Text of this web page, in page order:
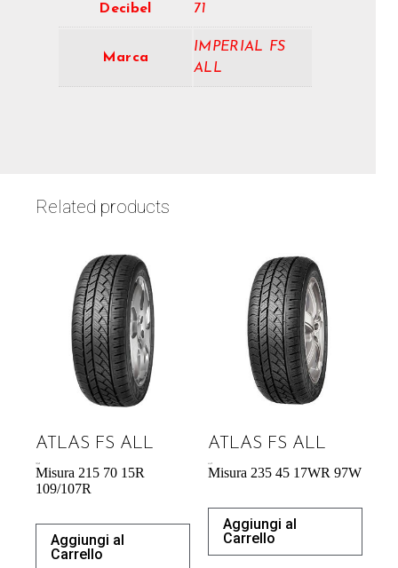
Decibel 71
Marca
IMPERIAL FS
ALL
Related products
ATLAS FS ALL
Misura 215 70 15R
109/107R
Aggiungi al
Carrello
ATLAS FS ALL
Misura 235 45 17WR 97W
Aggiungi al
Carrello